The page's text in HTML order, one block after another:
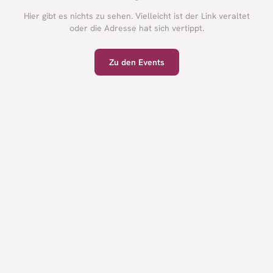
Hier gibt es nichts zu sehen. Vielleicht ist der Link veraltet
oder die Adresse hat sich vertippt.
Zu den Events